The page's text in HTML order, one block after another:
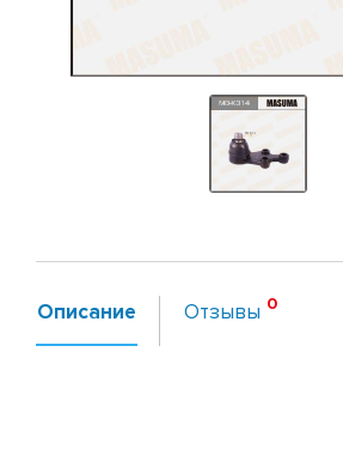
Описание Отзывы